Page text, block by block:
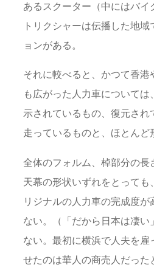
あるスクーター（中にはバイ
トリクシャーは伝播した地
ョンがある。
それに較べると、かつて香港
も広がった人力車について
示されているもの、復元さ
走っているものと、ほとんど
全体のフォルム、棹部分の長
天幕の形状いずれをとっても
リジナルの人力車の完成度が
ない。（「だから日本は凄い
ない。最初に横浜で人夫を雇
せたのは華人の商売人だった